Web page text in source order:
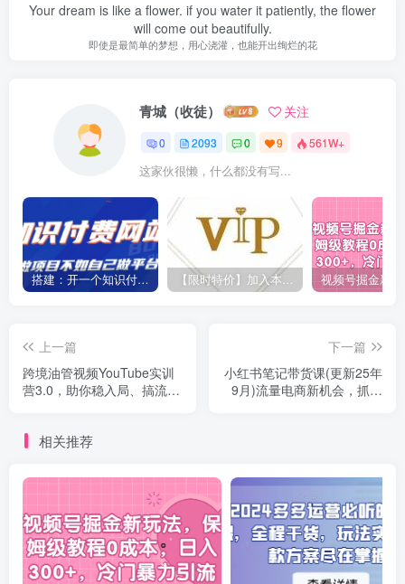
Your dream is like a flower. if you water it patiently, the flower
will come out beautifully.
即使是最简单的梦想，用心浇灌，也能开出绚烂的花
青城（收徒） 关注
0 2093 0 9 561W+
这家伙很懒，什么都没有写...
搭建：开一个知识付费资源网站，24小时全自动赚钱！ 【限时特价】加入本站VIP会员，海量最新各大团队网赚内部教程全免费，每天持续更新！
上一篇
跨境油管视频YouTube实训
营3.0，助你稳入局、搞流
下一篇
小红书笔记带货课(更新25年
9月)流量电商新机会，抓住
相关推荐